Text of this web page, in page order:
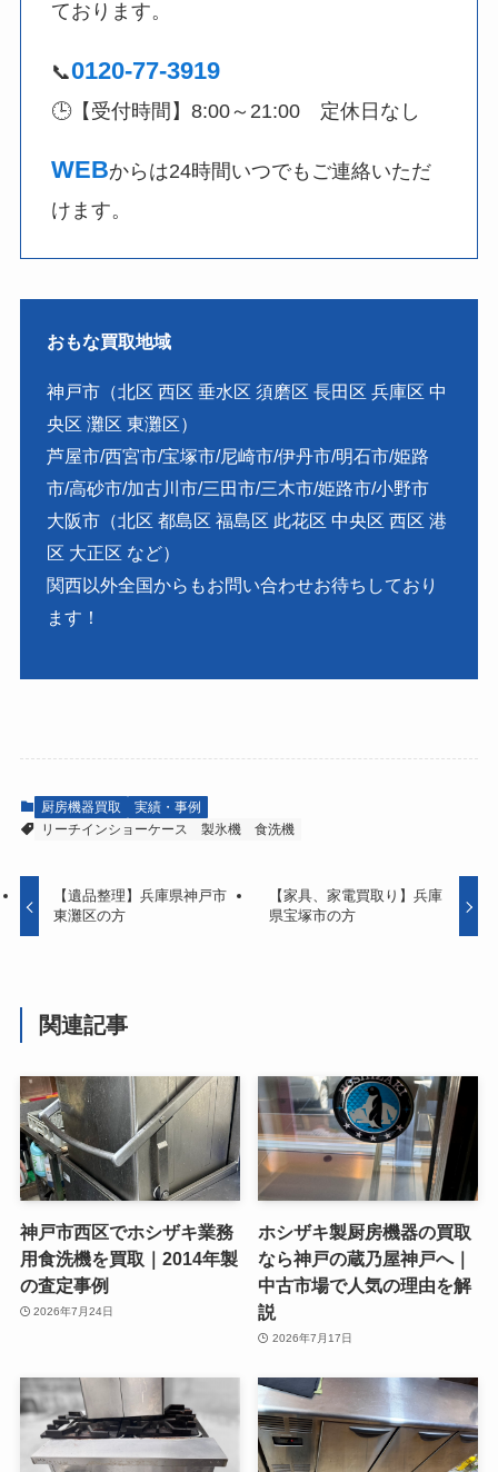
ております。
📞0120-77-3919
🕒【受付時間】8:00～21:00 定休日なし
WEBからは24時間いつでもご連絡いただ
けます。
おもな買取地域
神戸市（北区 西区 垂水区 須磨区 長田区 兵庫区 中
央区 灘区 東灘区）
芦屋市/西宮市/宝塚市/尼崎市/伊丹市/明石市/姫路
市/高砂市/加古川市/三田市/三木市/姫路市/小野市
大阪市（北区 都島区 福島区 此花区 中央区 西区 港
区 大正区 など）
関西以外全国からもお問い合わせお待ちしており
ます！
厨房機器買取
実績・事例
リーチインショーケース
製氷機 食洗機
【遺品整理】兵庫県神戸市
東灘区の方
【家具、家電買取り】兵庫
県宝塚市の方
関連記事
神戸市西区でホシザキ業務
用食洗機を買取｜2014年製
の査定事例
2026年7月24日
ホシザキ製厨房機器の買取
なら神戸の蔵乃屋神戸へ｜
中古市場で人気の理由を解
説
2026年7月17日